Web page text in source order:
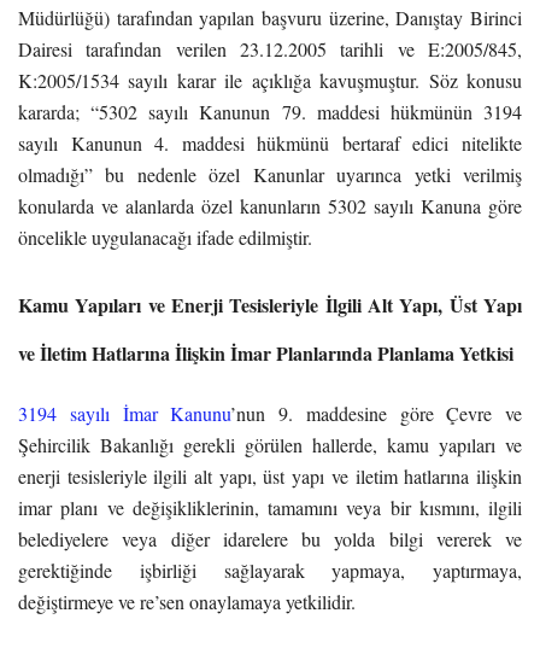
Müdürlüğü) tarafından yapılan başvuru üzerine, Danıştay Birinci
Dairesi tarafından verilen 23.12.2005 tarihli ve E:2005/845,
K:2005/1534 sayılı karar ile açıklığa kavuşmuştur. Söz konusu
kararda; “5302 sayılı Kanunun 79. maddesi hükmünün 3194
sayılı Kanunun 4. maddesi hükmünü bertaraf edici nitelikte
olmadığı” bu nedenle özel Kanunlar uyarınca yetki verilmiş
konularda ve alanlarda özel kanunların 5302 sayılı Kanuna göre
öncelikle uygulanacağı ifade edilmiştir.
Kamu Yapıları ve Enerji Tesisleriyle İlgili Alt Yapı, Üst Yapı
ve İletim Hatlarına İlişkin İmar Planlarında Planlama Yetkisi
3194 sayılı İmar Kanunu’nun 9. maddesine göre Çevre ve
Şehircilik Bakanlığı gerekli görülen hallerde, kamu yapıları ve
enerji tesisleriyle ilgili alt yapı, üst yapı ve iletim hatlarına ilişkin
imar planı ve değişikliklerinin, tamamını veya bir kısmını, ilgili
belediyelere veya diğer idarelere bu yolda bilgi vererek ve
gerektiğinde işbirliği sağlayarak yapmaya, yaptırmaya,
değiştirmeye ve re’sen onaylamaya yetkilidir.